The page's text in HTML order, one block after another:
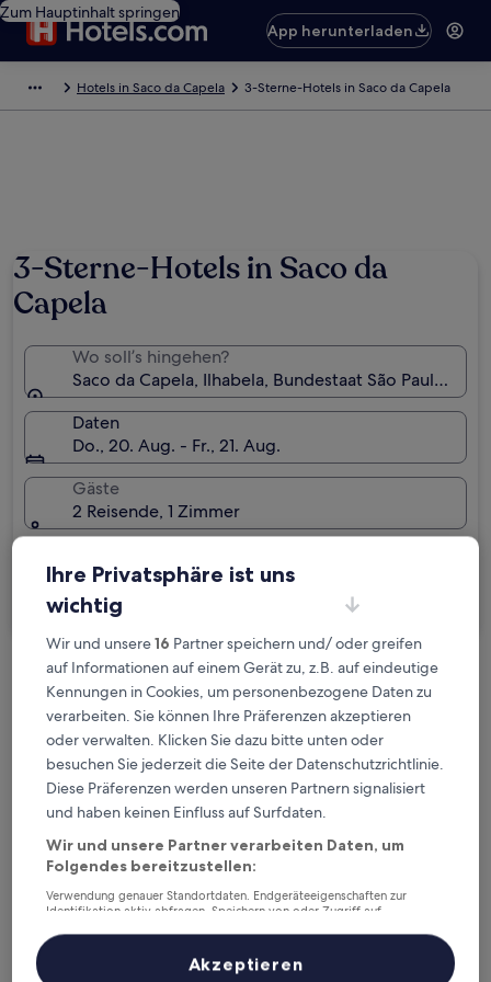
Zum Hauptinhalt springen
App herunterladen
Hotels in Saco da Capela 3-Sterne-Hotels in Saco da Capela
3-Sterne-Hotels in Saco da
Capela
Wo soll’s hingehen?
Saco da Capela, Ilhabela, Bundestaat São Paulo,
Daten
Do., 20. Aug. - Fr., 21. Aug.
Gäste
2 Reisende, 1 Zimmer
Kostenlose Stornierung bei
Planänderungen
Verdiene Prämien für jede
wahrgenommene Übernachtung
Mehr sparen mit Preisen für Mitglieder
Überprüfe die Preise für diese Daten
Ihre Privatsphäre ist uns
wichtig
Wir und unsere16 Partner speichern und/ oder greifen
auf Informationen auf einem Gerät zu, z.B. auf eindeutige
Kennungen in Cookies, um personenbezogene Daten zu
verarbeiten. Sie können Ihre Präferenzen akzeptieren
oder verwalten. Klicken Sie dazu bitte unten oder
besuchen Sie jederzeit die Seite der Datenschutzrichtlinie.
Diese Präferenzen werden unseren Partnern signalisiert
und haben keinen Einfluss auf Surfdaten.
Wir und unsere Partner verarbeiten Daten, um
Folgendes bereitzustellen:
Verwendung genauer Standortdaten. Endgeräteeigenschaften zur
Identifikation aktiv abfragen. Speichern von oder Zugriff auf
Inhalte, Messung von Werbeleistung und der Performance von Inhalten,
Zielgruppenforschung sowie Entwicklung und Verbesserung von
Akzeptieren